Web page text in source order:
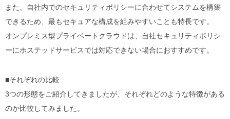
また、自社内でのセキュリティポリシーに合わせてシステムを構築
できるため、最もセキュアな構成を組みやすいことも特長です。
オンプレミス型プライベートクラウドは、自社セキュリティポリシ
ーにホステッドサービスでは対応できない場合におすすめです。
■それぞれの比較
3つの形態をご紹介してきましたが、それぞれどのような特徴がある
のか比較してみました。